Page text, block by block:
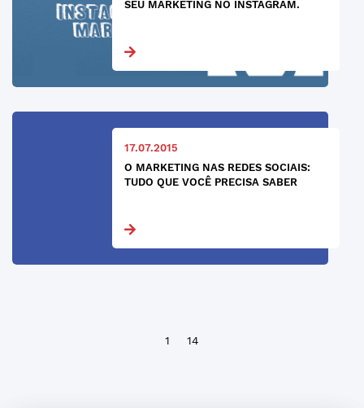
SEU MARKETING NO INSTAGRAM.
17.07.2015
O MARKETING NAS REDES SOCIAIS:
TUDO QUE VOCÊ PRECISA SABER
1 14